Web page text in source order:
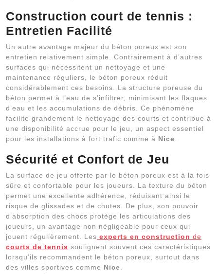
Construction court de tennis :
Entretien Facilité
Un autre avantage majeur du béton poreux est son
entretien relativement simple. Contrairement à d’autres
surfaces qui nécessitent un nettoyage et une
maintenance réguliers, le béton poreux réduit
considérablement ces besoins. La structure poreuse du
béton permet à l’eau de s’infiltrer, minimisant les flaques
d’eau et les accumulations de débris. Ce phénomène
facilite grandement le nettoyage des courts et contribue à
une disponibilité accrue pour le jeu, un aspect essentiel
pour les installations à fort trafic comme à Nice
Sécurité et Confort de Jeu
La surface de jeu offerte par le béton poreux est à la fois
sûre et confortable pour les joueurs. La texture du béton
permet une excellente adhérence, réduisant ainsi le
risque de glissades et de chutes. De plus, son pouvoir
d’absorption des chocs protège les articulations des
joueurs, un avantage non négligeable pour ceux qui
jouent régulièrement. Les experts en construction de
courts de tennis soulignent souvent ces caractéristiques
lorsqu’ils recommandent le béton poreux, surtout dans
des villes sportives comme Nice